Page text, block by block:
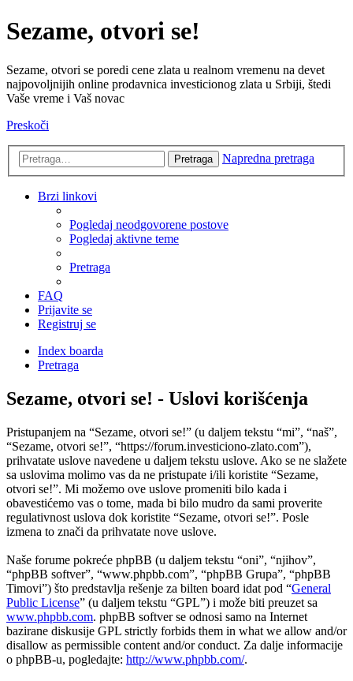
Sezame, otvori se!
Sezame, otvori se poredi cene zlata u realnom vremenu na devet
najpovoljnijih online prodavnica investicionog zlata u Srbiji, štedi
Vaše vreme i Vaš novac
Preskoči
Pretraga Napredna pretraga
Brzi linkovi
Pogledaj neodgovorene postove
Pogledaj aktivne teme
Pretraga
FAQ
Prijavite se
Registruj se
Index boarda
Pretraga
Sezame, otvori se! - Uslovi korišćenja
Pristupanjem na “Sezame, otvori se!” (u daljem tekstu “mi”, “naš”,
“Sezame, otvori se!”, “https://forum.investiciono-zlato.com”),
prihvatate uslove navedene u daljem tekstu uslove. Ako se ne slažete
sa uslovima molimo vas da ne pristupate i/ili koristite “Sezame,
otvori se!”. Mi možemo ove uslove promeniti bilo kada i
obavestićemo vas o tome, mada bi bilo mudro da sami proverite
regulativnost uslova dok koristite “Sezame, otvori se!”. Posle
izmena to znači da prihvatate nove uslove.
Naše forume pokreće phpBB (u daljem tekstu “oni”, “njihov”,
“phpBB softver”, “www.phpbb.com”, “phpBB Grupa”, “phpBB
Timovi”) što predstavlja rešenje za bilten board idat pod “General
Public License” (u daljem tekstu “GPL”) i može biti preuzet sa
www.phpbb.com. phpBB softver se odnosi samo na Internet
bazirane diskusije GPL strictly forbids them in what we allow and/or
disallow as permissible content and/or conduct. Za dalje informacije
o phpBB-u, pogledajte: http://www.phpbb.com/.